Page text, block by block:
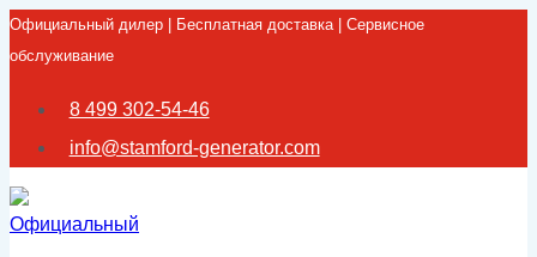
Перейти
к
содержимому
Официальный дилер | Бесплатная доставка | Сервисное
обслуживание
8 499 302-54-46
info@stamford-generator.com